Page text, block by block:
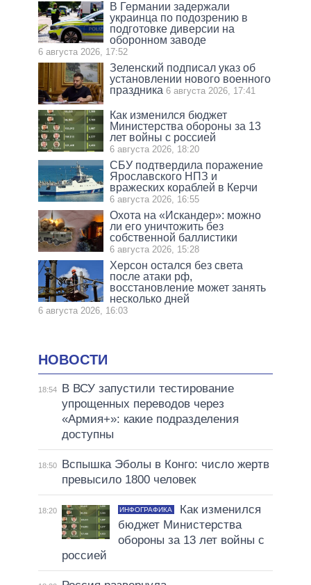
В Германии задержали
украинца по подозрению в
подготовке диверсии на
оборонном заводе
6 августа 2026, 17:52
Зеленский подписал указ об
установлении нового военного
праздника 6 августа 2026, 17:41
Как изменился бюджет
Министерства обороны за 13
лет войны с россией
6 августа 2026, 18:20
СБУ подтвердила поражение
Ярославского НПЗ и
вражеских кораблей в Керчи
6 августа 2026, 16:55
Охота на «Искандер»: можно
ли его уничтожить без
собственной баллистики
6 августа 2026, 15:28
Херсон остался без света
после атаки рф,
восстановление может занять
несколько дней
6 августа 2026, 16:03
НОВОСТИ
18:54
В ВСУ запустили тестирование
упрощенных переводов через
«Армия+»: какие подразделения
доступны
18:50
Вспышка Эболы в Конго: число жертв
превысило 1800 человек
18:20 ИНФОГРАФИКА
Как изменился
бюджет Министерства
обороны за 13 лет войны с
россией